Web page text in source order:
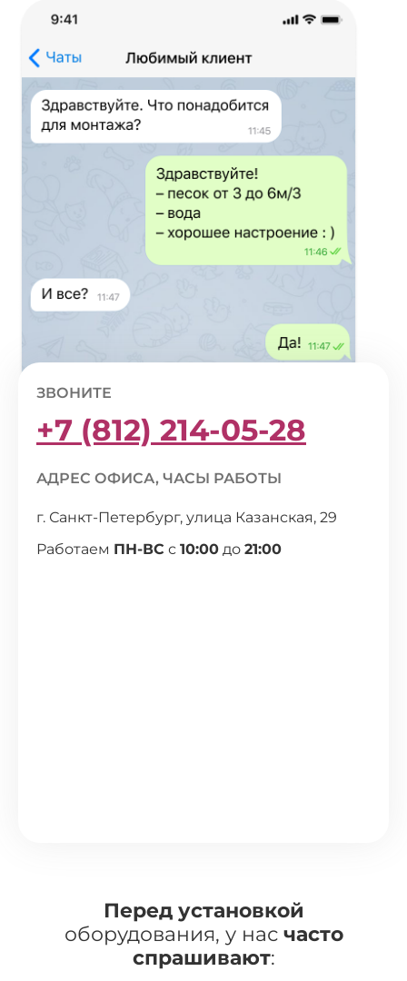
ЗВОНИТЕ
+7 (812) 214-05-28
АДРЕС ОФИСА, ЧАСЫ РАБОТЫ
г. Санкт-Петербург, улица Казанская, 29
Работаем ПН-ВС с 10:00 до 21:00
Перед установкой
оборудования, у нас часто
спрашивают: